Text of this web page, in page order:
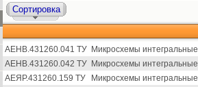
Сортировка
АЕНВ.431260.041 ТУ Микросхемы
АЕНВ.431260.042 ТУ Микросхемы
АЕЯР.431260.159 ТУ
Микросхемы